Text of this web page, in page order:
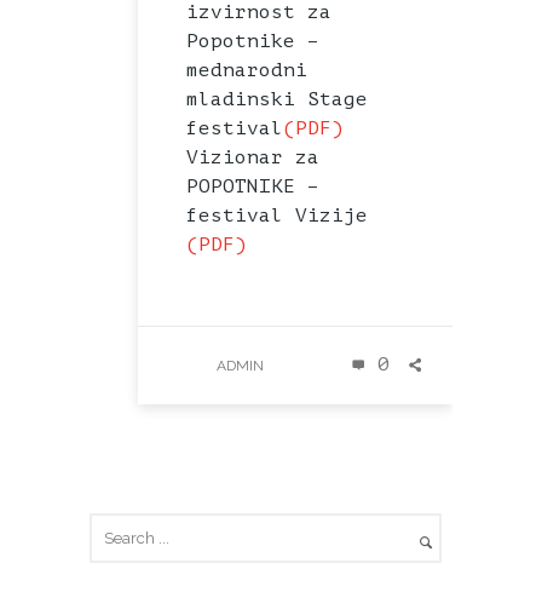
izvirnost za
Popotnike –
mednarodni
mladinski Stage
festival(PDF)
Vizionar za
POPOTNIKE –
festival Vizije
(PDF)
ADMIN 0